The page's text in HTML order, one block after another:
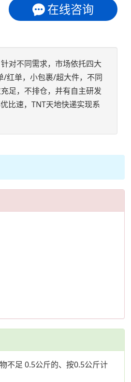
在线咨询
对不同需求，市场依托四大
/红单，小包裹/超大件，不同
足，不排仓，并有自主研发
比速，TNT天地快递实现系
不足 0.5公斤的、按0.5公斤计